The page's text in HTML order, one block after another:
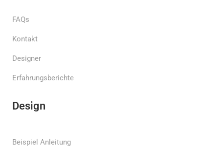
FAQs
Kontakt
Designer
Erfahrungsberichte
Design
Beispiel Anleitung